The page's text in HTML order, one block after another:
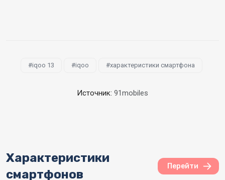
iqoo 13 iqoo характеристики смартфона
Источник: 91mobiles
Характеристики
смартфонов
Перейти